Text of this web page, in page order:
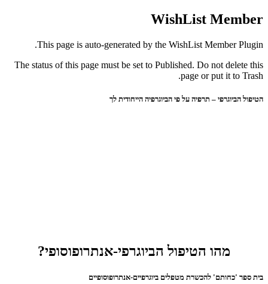
WishList Member
This page is auto-generated by the WishList Member Plugin.
The status of this page must be set to Published. Do not delete this
page or put it to Trash.
הטיפול הביוגרפי – תרפיה על פי הביוגרפיה הייחודית לך
מהו הטיפול הביוגרפי-אנתרופוסופי?
בית ספר 'כחותם' להכשרת מטפלים ביוגרפיים-אנתרופוסופיים